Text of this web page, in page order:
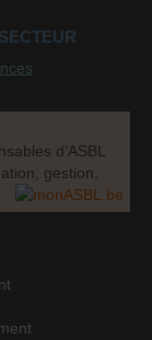
d’ASBL
gestion,